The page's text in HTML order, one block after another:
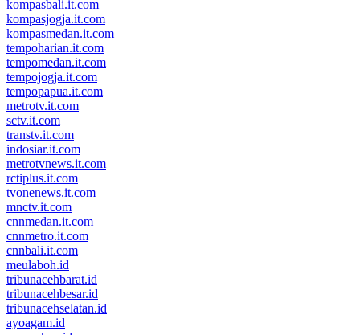
kompasbali.it.com
kompasjogja.it.com
kompasmedan.it.com
tempoharian.it.com
tempomedan.it.com
tempojogja.it.com
tempopapua.it.com
metrotv.it.com
sctv.it.com
transtv.it.com
indosiar.it.com
metrotvnews.it.com
rctiplus.it.com
tvonenews.it.com
mnctv.it.com
cnnmedan.it.com
cnnmetro.it.com
cnnbali.it.com
meulaboh.id
tribunacehbarat.id
tribunacehbesar.id
tribunacehselatan.id
ayoagam.id